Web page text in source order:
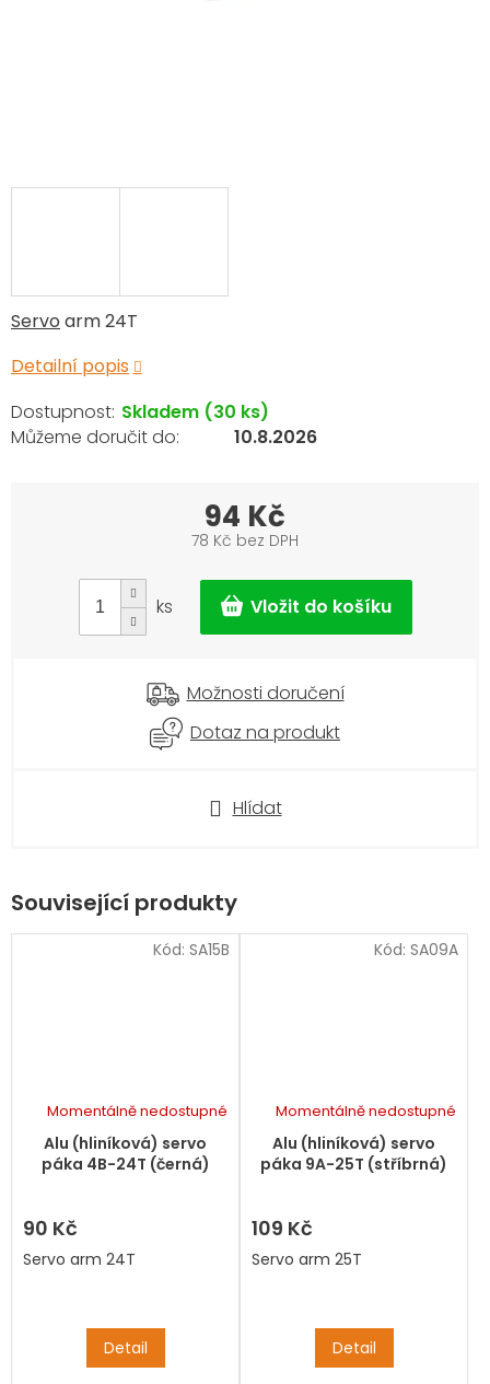
Servo arm 24T
Detailní popis
Hlídat
Skladem (30 ks)
10.8.2026
94 Kč
78 Kč bez DPH
cena:
ks
Možnosti doručení
Dotaz na produkt
Související produkty
Alu (hliníková) servo
páka 4B-24T (černá)
Momentálně nedostupné
90 Kč
Detail
Servo arm 24T
Kód: SA15B
Alu (hliníková) servo
páka 9A-25T (stříbrná)
Momentálně nedostupné
109 Kč
Detail
Servo arm 25T
Kód: SA09A